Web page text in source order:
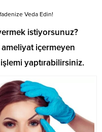
Veda Edin!
istiyorsunuz?
içermeyen
yaptırabilirsiniz.